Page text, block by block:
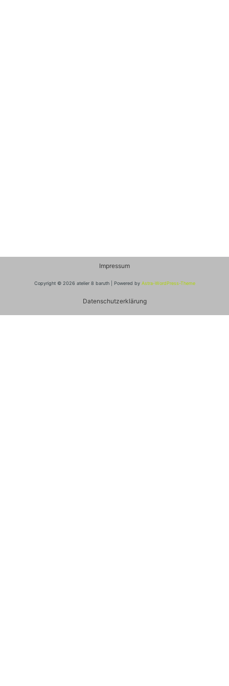
Impressum
Copyright © 2026 atelier 8 baruth | Powered by Astra-WordPress-Theme
Datenschutzerklärung